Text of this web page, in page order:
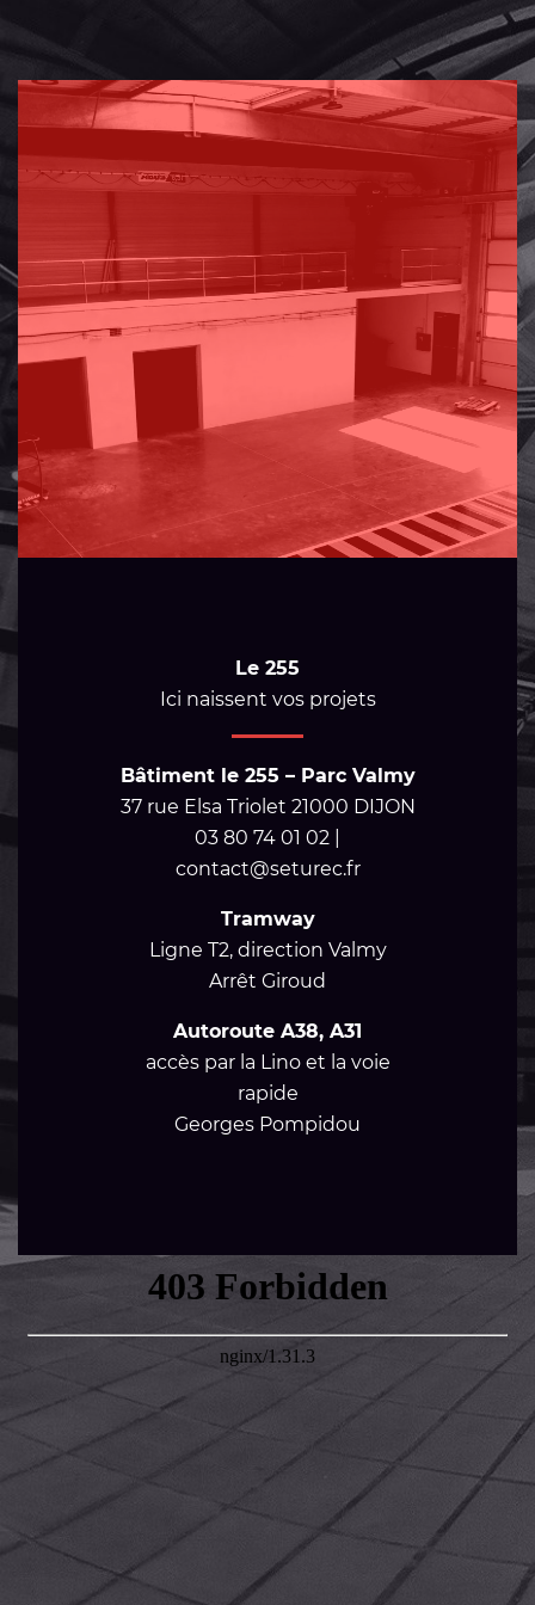
Le 255
Ici naissent vos projets
Bâtiment le 255 – Parc Valmy
37 rue Elsa Triolet 21000 DIJON
03 80 74 01 02 |
contact@seturec.fr
Tramway
Ligne T2, direction Valmy
Arrêt Giroud
Autoroute A38, A31
accès par la Lino et la voie
rapide
Georges Pompidou